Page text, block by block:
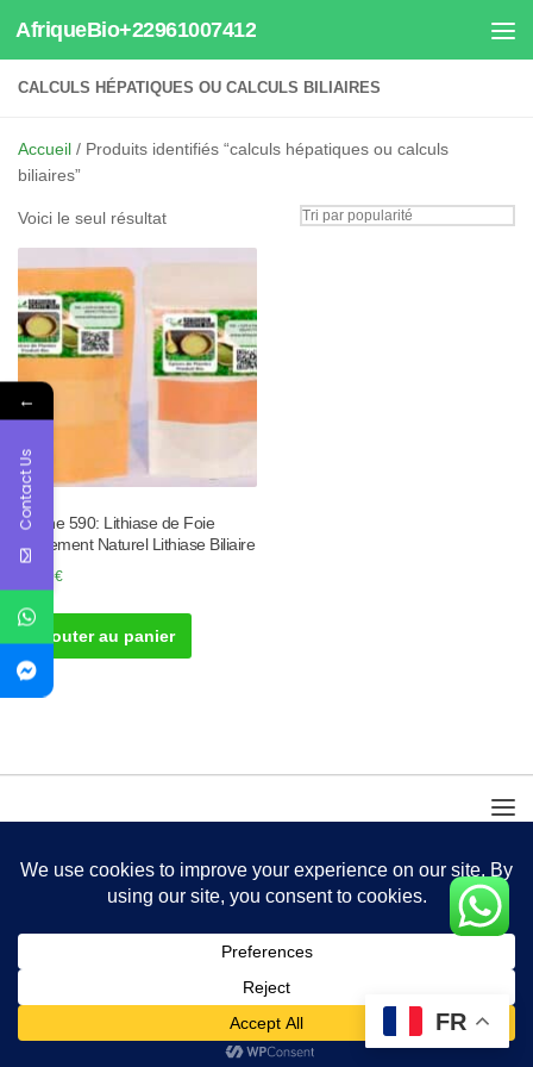
Au dessous du contenu
AfriqueBio+22961007412
CALCULS HÉPATIQUES OU CALCULS BILIAIRES
Accueil / Produits identifiés “calculs hépatiques ou calculs
biliaires”
Voici le seul résultat
Tisane 590: Lithiase de Foie
Traitement Naturel Lithiase Biliaire
50.00€
Ajouter au panier
FR
←
Contact Us